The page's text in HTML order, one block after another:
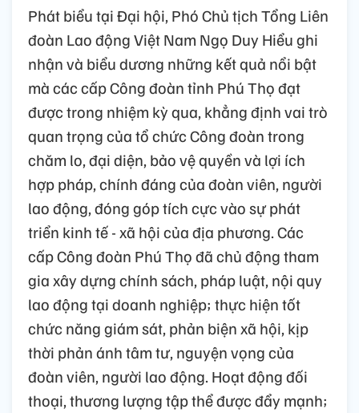
Phát biểu tại Đại hội, Phó Chủ tịch Tổng Liên
đoàn Lao động Việt Nam Ngọ Duy Hiểu ghi
nhận và biểu dương những kết quả nổi bật
mà các cấp Công đoàn tỉnh Phú Thọ đạt
được trong nhiệm kỳ qua, khẳng định vai trò
quan trọng của tổ chức Công đoàn trong
chăm lo, đại diện, bảo vệ quyền và lợi ích
hợp pháp, chính đáng của đoàn viên, người
lao động, đóng góp tích cực vào sự phát
triển kinh tế - xã hội của địa phương. Các
cấp Công đoàn Phú Thọ đã chủ động tham
gia xây dựng chính sách, pháp luật, nội quy
lao động tại doanh nghiệp; thực hiện tốt
chức năng giám sát, phản biện xã hội, kịp
thời phản ánh tâm tư, nguyện vọng của
đoàn viên, người lao động. Hoạt động đối
thoại, thương lượng tập thể được đẩy mạnh;